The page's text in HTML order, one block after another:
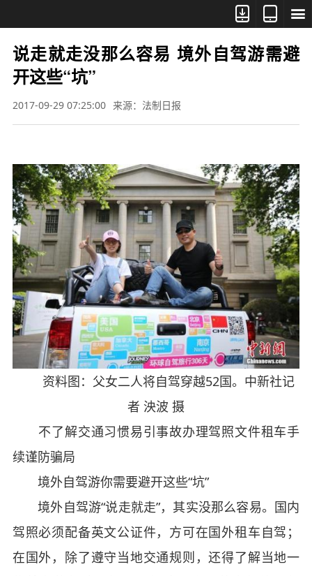



说走就走没那么容易 境外自驾游需避
开这些“坑”
2017-09-29 07:25:00 来源：法制日报
资料图：父女二人将自驾穿越52国。中新社记
者 泱波 摄
不了解交通习惯易引事故办理驾照文件租车手
续谨防骗局
境外自驾游你需要避开这些“坑”
境外自驾游“说走就走”，其实没那么容易。国内
驾照必须配备英文公证件，方可在国外租车自驾；
在国外，除了遵守当地交通规则，还得了解当地一